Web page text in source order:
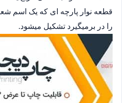
قطعه نوار پارچه ای که یک اسم شعار
را در برمیگیرد تشکیل میشود.